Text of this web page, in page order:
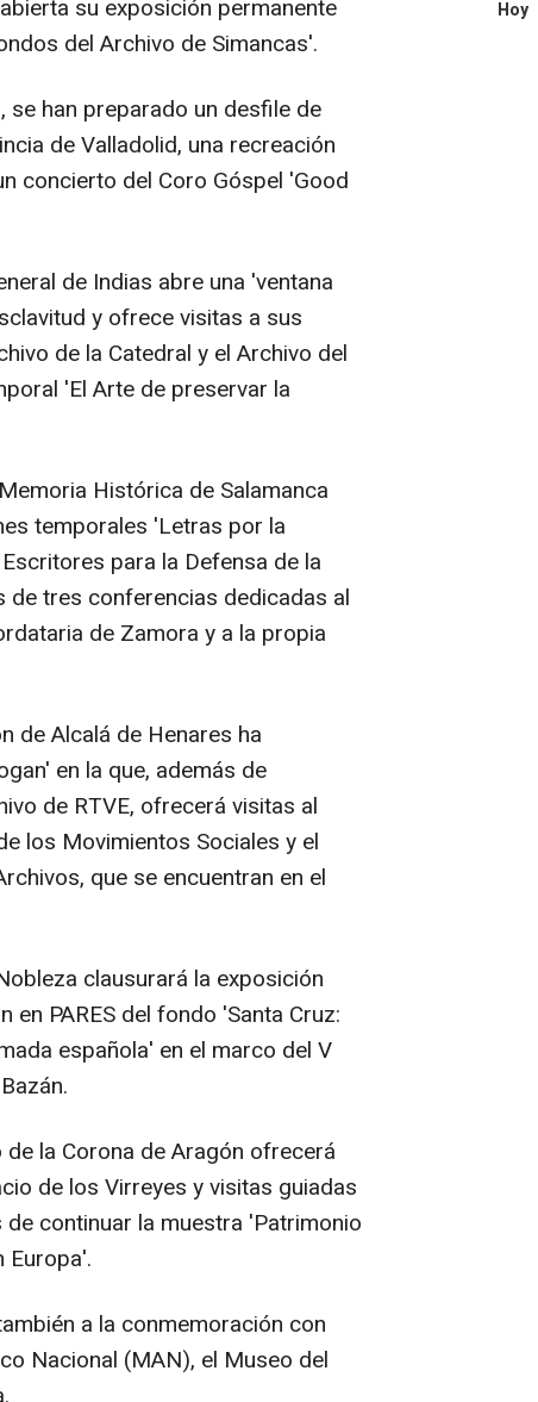
su exposición permanente
del Archivo de Simancas'.
han preparado un desfile de
de Valladolid, una recreación
concierto del Coro Góspel 'Good
de Indias abre una 'ventana
y ofrece visitas a sus
de la Catedral y el Archivo del
'El Arte de preservar la
Histórica de Salamanca
temporales 'Letras por la
para la Defensa de la
de tres conferencias dedicadas al
de Zamora y a la propia
de Alcalá de Henares ha
en la que, además de
de RTVE, ofrecerá visitas al
los Movimientos Sociales y el
que se encuentran en el
clausurará la exposición
PARES del fondo 'Santa Cruz:
española' en el marco del V
la Corona de Aragón ofrecerá
de los Virreyes y visitas guiadas
continuar la muestra 'Patrimonio
Europa'.
a la conmemoración con
Nacional (MAN), el Museo del
Hoy